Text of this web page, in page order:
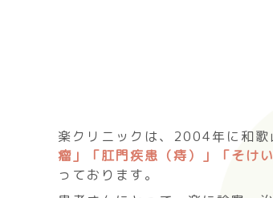
楽クリニックは、2004年に和歌
瘤」「肛門疾患（痔）」「そけ
っております。